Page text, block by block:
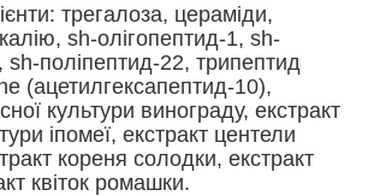
трегалоза, цераміди,
sh-олігопептид-1, sh-
sh-поліпептид-22, трипептид
(ацетилгексапептид-10),
культури винограду, екстракт
іпомеї, екстракт центели
кореня солодки, екстракт
квіток ромашки.